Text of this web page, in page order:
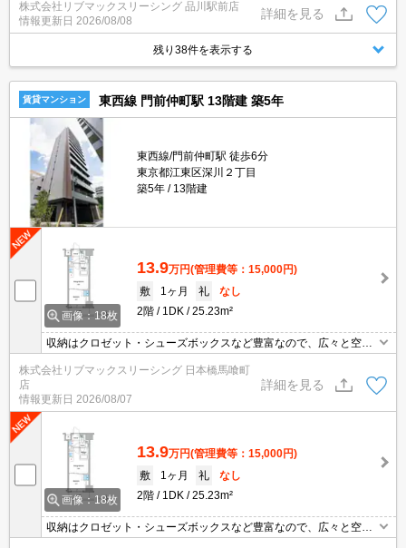
時間OKなどが揃っております。セキュリティ面は、TVインターホ
ン・オートロックなどを設置しているので安全面でも優れておりま
す。社会人になったからには、1DKでゆったりした一人暮らしの生
株式会社リブマックスリーシング 品川駅前店
情報更新日 2026/08/08
詳細を見る
残り38件を表示する
賃貸マンション 東西線 門前仲町駅 13階建 築5年
東西線/門前仲町駅 徒歩6分
東京都江東区深川２丁目
築5年
13階建
画像：18枚
13.9万円(管理費等：15,000円)
敷
1ヶ月 礼
なし
2階
1DK 25.23m²
収納はクロゼット・シューズボックスなど豊富なので、広々と空間
を利用することも可能です。共用部には宅配ボックス・ゴミ出し24
時間OKなどが揃っております。セキュリティ面は、TVインターホ
ン・オートロックなどを設置しているので安全面でも優れておりま
す。社会人になったからには、1DKでゆったりした一人暮らしの生
活を。
株式会社リブマックスリーシング 日本橋馬喰町
店
情報更新日 2026/08/07
詳細を見る
画像：18枚
13.9万円(管理費等：15,000円)
敷
1ヶ月 礼
なし
2階
1DK 25.23m²
収納はクロゼット・シューズボックスなど豊富なので、広々と空間
を利用することも可能です。共用部には宅配ボックス・ゴミ出し24